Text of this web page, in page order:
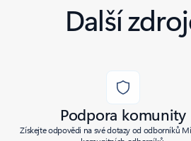
Další
Podpora komunity
Získejte odpovědi na své dotazy od odborníků